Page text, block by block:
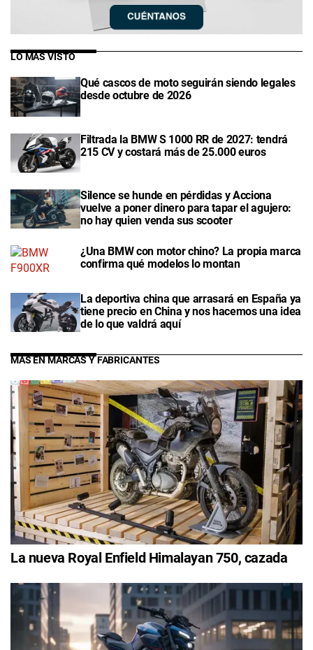
LO MÁS VISTO
Qué cascos de moto seguirán siendo legales
desde octubre de 2026
Filtrada la BMW S 1000 RR de 2027: tendrá
215 CV y costará más de 25.000 euros
Silence se hunde en pérdidas y Acciona
vuelve a poner dinero para tapar el agujero:
no hay quien venda sus scooter
¿Una BMW con motor chino? La propia marca
confirma qué modelos lo montan
La deportiva china que arrasará en España ya
tiene precio en China y nos hacemos una idea
de lo que valdrá aquí
MÁS EN MARCAS Y FABRICANTES
La nueva Royal Enfield Himalayan 750, cazada